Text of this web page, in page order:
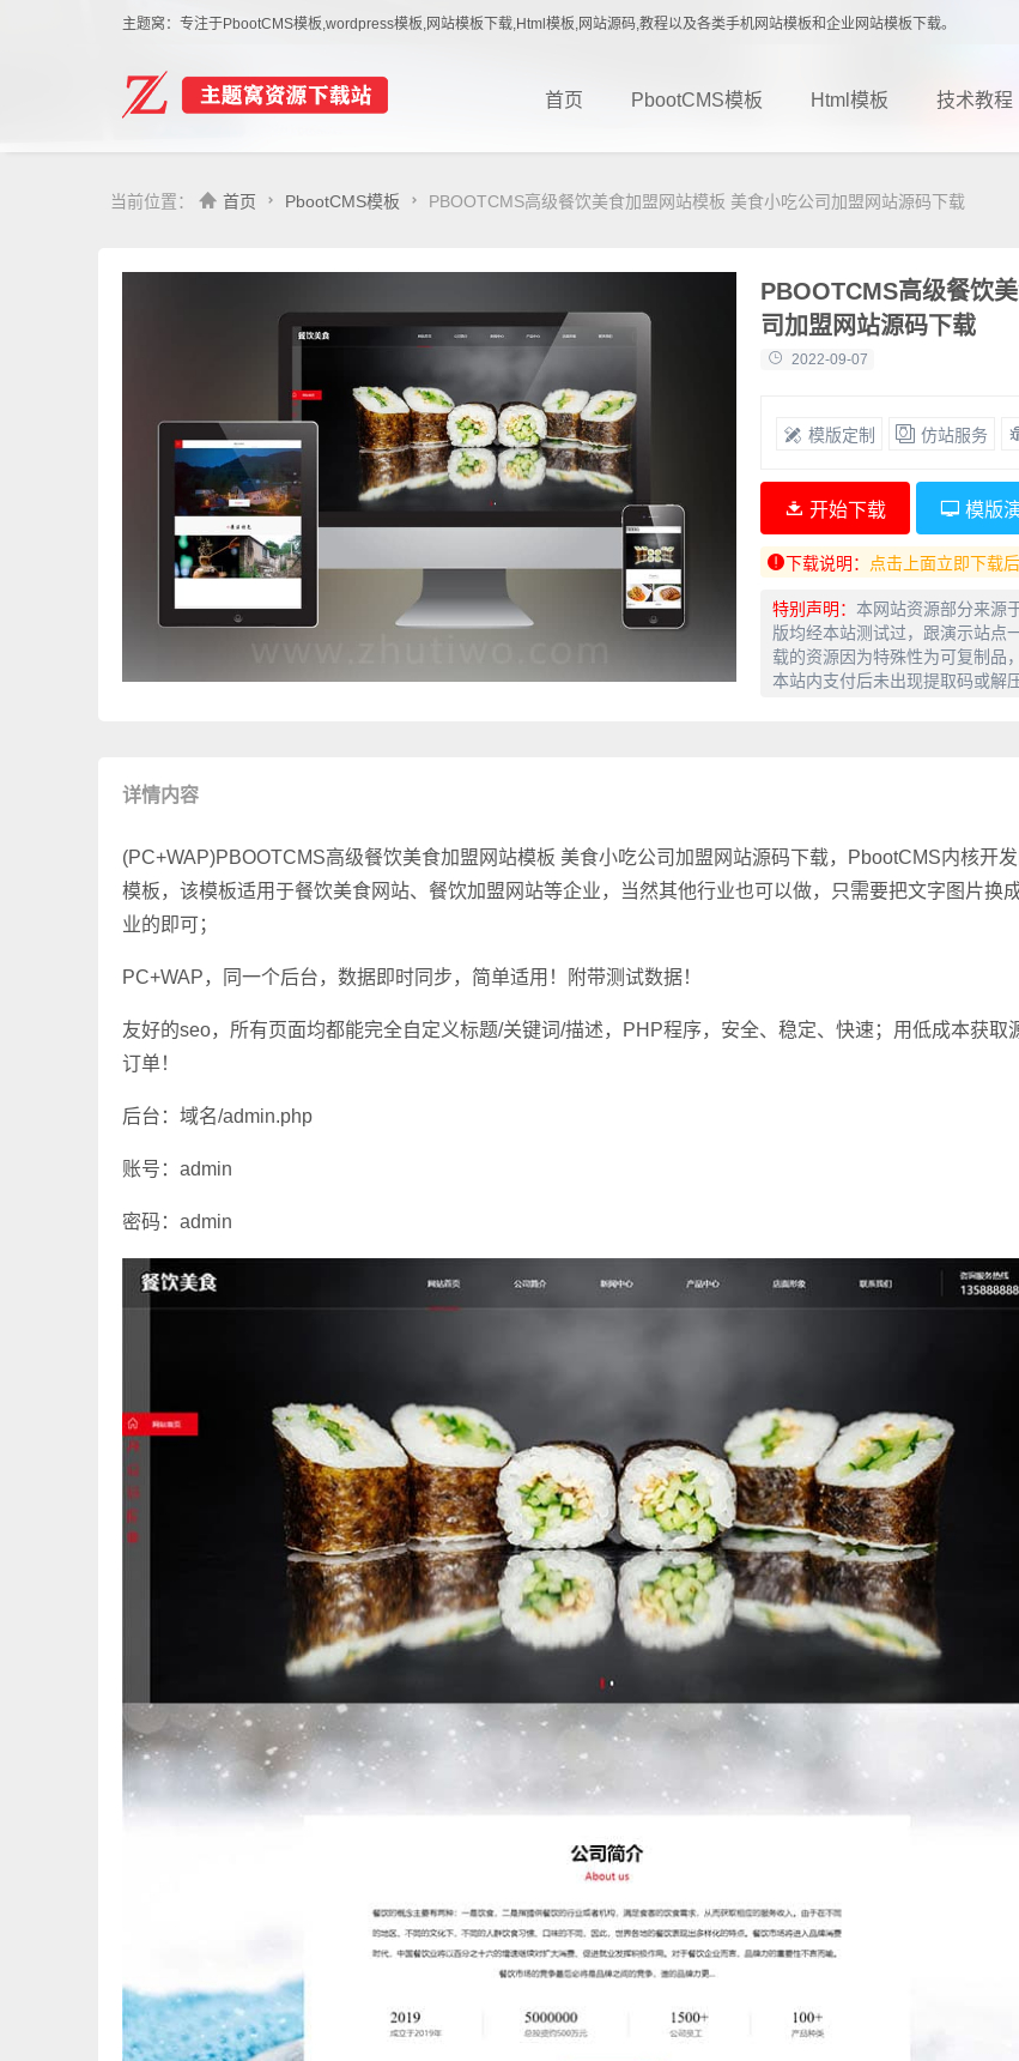
主题窝：专注于PbootCMS模板,wordpress模板,网站模板下载,Html模板,网站源码,教程以及各类手机网站模板和企业网站模板下载。
首页 PbootCMS模板 Html模板 技术教程
当前位置： 首页 PbootCMS模板 PBOOTCMS高级餐饮美食加盟网站模板 美食小吃公司加盟网站源码下载
PBOOTCMS高级餐饮
司加盟网站源码下载
2022-09-07
模版定制 仿站服务
开始下载 模版
下载说明： 点击上面立即下载
特别声明： 本网站资源部分来源
版均经本站测试过，跟演示站点
载的资源因为特殊性为可复制品
本站内支付后未出现提取码或解
详情内容
(PC+WAP)PBOOTCMS高级餐饮美食加盟网站模板 美食小吃公司加盟网站源码下载，PbootCMS内核开
模板，该模板适用于餐饮美食网站、餐饮加盟网站等企业，当然其他行业也可以做，只需要把文字图片换
业的即可；
PC+WAP，同一个后台，数据即时同步，简单适用！附带测试数据！
友好的seo，所有页面均都能完全自定义标题/关键词/描述，PHP程序，安全、稳定、快速；用低成本获取
订单！
后台：域名/admin.php
账号：admin
密码：admin